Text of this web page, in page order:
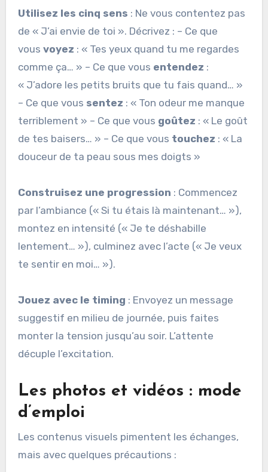
Utilisez les cinq sens : Ne vous contentez pas
de « J’ai envie de toi ». Décrivez : – Ce que
vous voyez : « Tes yeux quand tu me regardes
comme ça… » – Ce que vous entendez :
« J’adore les petits bruits que tu fais quand… »
– Ce que vous sentez : « Ton odeur me manque
terriblement » – Ce que vous goûtez : « Le goût
de tes baisers… » – Ce que vous touchez : « La
douceur de ta peau sous mes doigts »
Construisez une progression : Commencez
par l’ambiance (« Si tu étais là maintenant… »),
montez en intensité (« Je te déshabille
lentement… »), culminez avec l’acte (« Je veux
te sentir en moi… »).
Jouez avec le timing : Envoyez un message
suggestif en milieu de journée, puis faites
monter la tension jusqu’au soir. L’attente
décuple l’excitation.
Les photos et vidéos : mode
d’emploi
Les contenus visuels pimentent les échanges,
mais avec quelques précautions :